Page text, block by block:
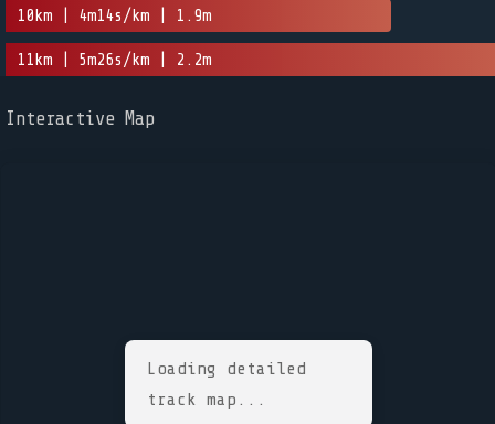
10km | 4m14s/km | 1.9m
11km | 5m26s/km | 2.2m
Interactive Map
Loading detailed
track map...